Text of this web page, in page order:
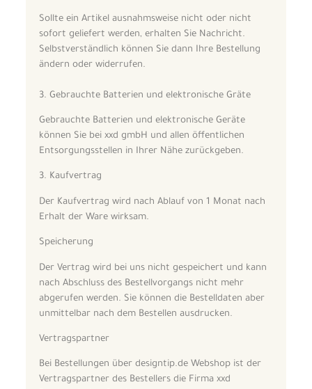
Sollte ein Artikel ausnahmsweise nicht oder nicht
sofort geliefert werden, erhalten Sie Nachricht.
Selbstverständlich können Sie dann Ihre Bestellung
ändern oder widerrufen.
3. Gebrauchte Batterien und elektronische Gräte
Gebrauchte Batterien und elektronische Geräte
können Sie bei xxd gmbH und allen öffentlichen
Entsorgungsstellen in Ihrer Nähe zurückgeben.
3. Kaufvertrag
Der Kaufvertrag wird nach Ablauf von 1 Monat nach
Erhalt der Ware wirksam.
Speicherung
Der Vertrag wird bei uns nicht gespeichert und kann
nach Abschluss des Bestellvorgangs nicht mehr
abgerufen werden. Sie können die Bestelldaten aber
unmittelbar nach dem Bestellen ausdrucken.
Vertragspartner
Bei Bestellungen über designtip.de Webshop ist der
Vertragspartner des Bestellers die Firma xxd